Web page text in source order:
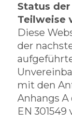
Status
Teilweise
Diese
der
mit den
Anhangs A
EN 301549